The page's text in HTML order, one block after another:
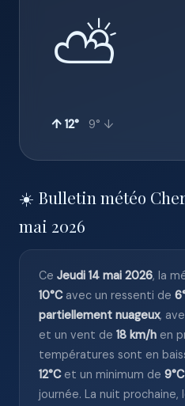
⛅
↑ 12° 9° ↓
☀️ Bulletin météo
mai 2026
Ce Jeudi 14 mai 2026, la
10°Cavec un ressenti de
partiellement nuageux,
et un vent de 18 km/h en
températures sont en
12°Cet un minimum de 9°C
journée. La nuit